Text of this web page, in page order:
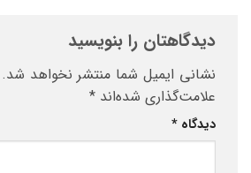
دیدگاهتان را بنویسید
نشانی ایمیل شما منتشر نخواهد شد.
علامت‌گذاری شده‌اند *
دیدگاه *